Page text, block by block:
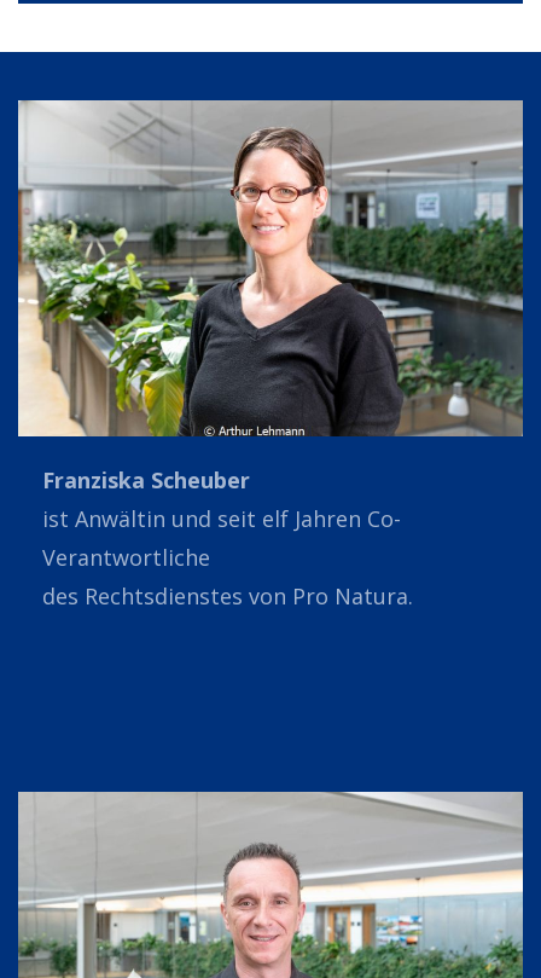
Franziska Scheuber
ist Anwältin und seit elf Jahren Co-
Verantwortliche
des Rechtsdienstes von Pro Natura.